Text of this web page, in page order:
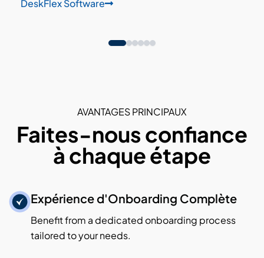
DeskFlex Software
AVANTAGES PRINCIPAUX
Faites-nous confiance
à chaque étape
Expérience d'Onboarding Complète
Benefit from a dedicated onboarding process
tailored to your needs.